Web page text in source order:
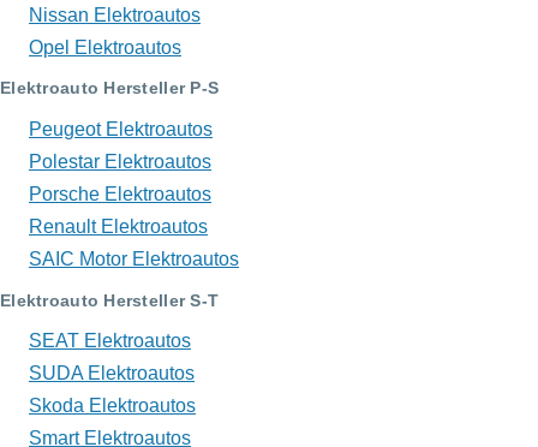
Nissan Elektroautos
Opel Elektroautos
Elektroauto Hersteller P-S
Peugeot Elektroautos
Polestar Elektroautos
Porsche Elektroautos
Renault Elektroautos
SAIC Motor Elektroautos
Elektroauto Hersteller S-T
SEAT Elektroautos
SUDA Elektroautos
Skoda Elektroautos
Smart Elektroautos